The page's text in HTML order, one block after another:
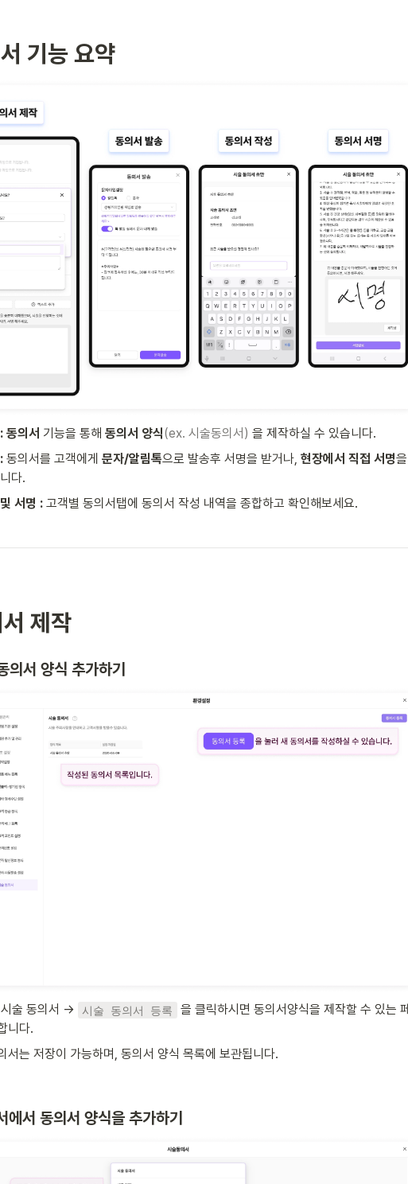
기능 요약
동의서 기능을 통해 동의서 양식(ex. 시술동의서) 을 제작하실 수 있습니다.
동의서를 고객에게 문자/알림톡으로 발송후 서명을 받거나, 현장에서 직접 서명을
다.
서명 : 고객별 동의서탭에 동의서 작성 내역을 종합하고 확인해보세요.
제작
의서 양식 추가하기
술 동의서 → 시술 동의서 등록
을 클릭하시면 동의서양식을 제작할 수 있는 페
니다.
서는 저장이 가능하며, 동의서 양식 목록에 보관됩니다.
에서 동의서 양식을 추가하기